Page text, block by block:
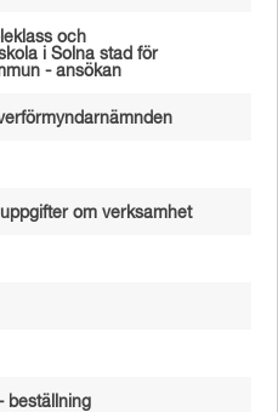
och
i Solna stad för
- ansökan
om verksamhet
beställning